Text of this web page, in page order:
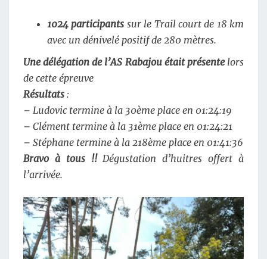
1024 participants sur le Trail court de 18 km
avec un dénivelé positif de 280 mètres.
Une délégation de l’AS Rabajou était présentelors
de cette épreuve
Résultats :
– Ludovic termine à la 30ème place en 01:24:19
– Clément termine à la 31ème place en 01:24:21
– Stéphane termine à la 218ème place en 01:41:36
Bravo à tous !!Dégustation d’huitres offert à
l’arrivée.